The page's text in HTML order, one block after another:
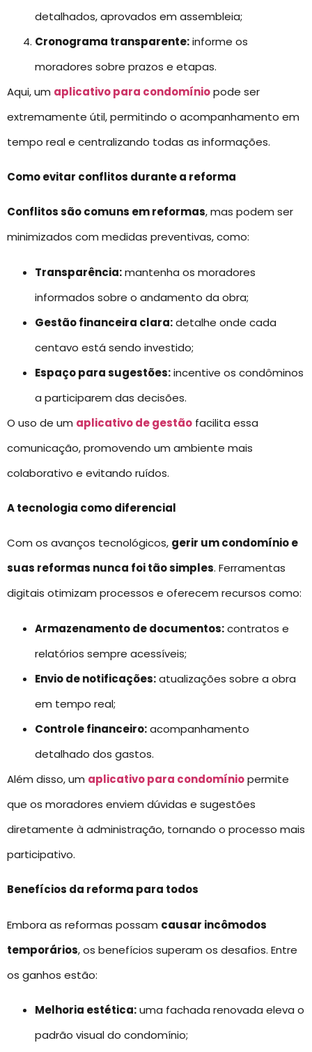
detalhados, aprovados em assembleia;
Cronograma transparente:informe os
moradores sobre prazos e etapas.
Aqui, um aplicativo para condomíniopode ser
extremamente útil, permitindo o acompanhamento em
tempo real e centralizando todas as informações.
Como evitar conflitos durante a reforma
Conflitos são comuns em reformas, mas podem ser
minimizados com medidas preventivas, como:
Transparência:mantenha os moradores
informados sobre o andamento da obra;
Gestão financeira clara:detalhe onde cada
centavo está sendo investido;
Espaço para sugestões:incentive os condôminos
a participarem das decisões.
O uso de um aplicativo de gestão facilita essa
comunicação, promovendo um ambiente mais
colaborativo e evitando ruídos.
A tecnologia como diferencial
Com os avanços tecnológicos, gerir um condomínio e
suas reformas nunca foi tão simples. Ferramentas
digitais otimizam processos e oferecem recursos como:
Armazenamento de documentos:contratos e
relatórios sempre acessíveis;
Envio de notificações:atualizações sobre a obra
em tempo real;
Controle financeiro:acompanhamento
detalhado dos gastos.
Além disso, um aplicativo para condomíniopermite
que os moradores enviem dúvidas e sugestões
diretamente à administração, tornando o processo mais
participativo.
Benefícios da reforma para todos
Embora as reformas possam causar incômodos
temporários, os benefícios superam os desafios. Entre
os ganhos estão:
Melhoria estética:uma fachada renovada eleva o
padrão visual do condomínio;